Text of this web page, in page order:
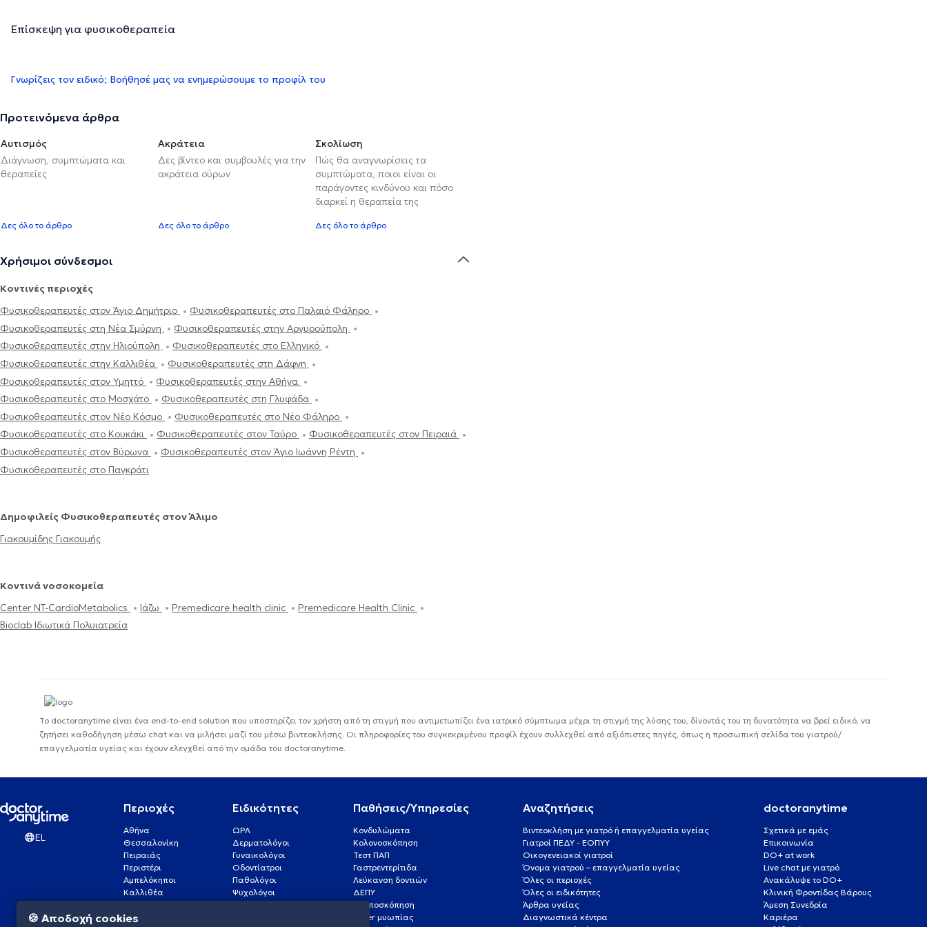
Επίσκεψη για φυσικοθεραπεία
Γνωρίζεις τον ειδικό; Βοήθησέ μας να ενημερώσουμε το προφίλ του
Προτεινόμενα άρθρα
Αυτισμός
Διάγνωση, συμπτώματα και
θεραπείες
Δες όλο το άρθρο
Ακράτεια
Δες βίντεο και συμβουλές για την
ακράτεια ούρων
Δες όλο το άρθρο
Σκολίωση
Πώς θα αναγνωρίσεις τα
συμπτώματα, ποιοι είναι οι
παράγοντες κινδύνου και πόσο
διαρκεί η θεραπεία της
Δες όλο το άρθρο
Χρήσιμοι σύνδεσμοι
Κοντινές περιοχές
Φυσικοθεραπευτές στον Άγιο Δημήτριο
Φυσικοθεραπευτές στο Παλαιό Φάληρο
Φυσικοθεραπευτές στη Νέα Σμύρνη
Φυσικοθεραπευτές στην Αργυρούπολη
Φυσικοθεραπευτές στην Ηλιούπολη
Φυσικοθεραπευτές στο Ελληνικό
Φυσικοθεραπευτές στην Καλλιθέα
Φυσικοθεραπευτές στη Δάφνη
Φυσικοθεραπευτές στον Υμηττό
Φυσικοθεραπευτές στην Αθήνα
Φυσικοθεραπευτές στο Μοσχάτο
Φυσικοθεραπευτές στη Γλυφάδα
Φυσικοθεραπευτές στον Νέο Κόσμο
Φυσικοθεραπευτές στο Νέο Φάληρο
Φυσικοθεραπευτές στο Κουκάκι
Φυσικοθεραπευτές στον Ταύρο
Φυσικοθεραπευτές στον Πειραιά
Φυσικοθεραπευτές στον Βύρωνα
Φυσικοθεραπευτές στον Άγιο Ιωάννη Ρέντη
Φυσικοθεραπευτές στο Παγκράτι
Δημοφιλείς Φυσικοθεραπευτές στον Άλιμο
Γιακουμίδης Γιακουμής
Κοντινά νοσοκομεία
Center NT-CardioMetabolics
Ιάζω Premedicare health clinic
Premedicare Health Clinic
Bioclab Ιδιωτικά Πολυιατρεία
Το doctoranytime είναι ένα end-to-end solution που υποστηρίζει τον χρήστη από τη στιγμή που αντιμετωπίζει ένα ιατρικό σύμπτωμα μέχρι τη στιγμή της λύσης του, δίνοντάς του τη δυνατότητα να βρεί ειδικό, να
ζητήσει καθοδήγηση μέσω chat και να μιλήσει μαζί του μέσω βιντεοκλήσης. Οι πληροφορίες του συγκεκριμένου προφίλ έχουν συλλεχθεί από αξιόπιστες πηγές, όπως η προσωπική σελίδα του γιατρού/
επαγγελματία υγείας και έχουν ελεγχθεί από την ομάδα του doctoranytime.
EL
Περιοχές
Αθήνα
Θεσσαλονίκη
Πειραιάς
Περιστέρι
Αμπελόκηποι
Καλλιθέα
Γλυφάδα
Ειδικότητες
ΩΡΛ
Δερματολόγοι
Γυναικολόγοι
Οδοντίατροι
Παθολόγοι
Ψυχολόγοι
Παθήσεις/Υπηρεσίες
Κονδυλώματα
Κολονοσκόπηση
Τεστ ΠΑΠ
Γαστρεντερίτιδα
Λεύκανση δοντιών
ΔΕΠΥ
Κολποσκόπηση
Laser μυωπίας
Αναζητήσεις
Βιντεοκλήση με γιατρό ή επαγγελματία υγείας
Γιατροί ΠΕΔΥ - ΕΟΠΥΥ
Οικογενειακοί γιατροί
Όνομα γιατρού – επαγγελματία υγείας
Όλες οι περιοχές
Όλες οι ειδικότητες
Άρθρα υγείας
Διαγνωστικά κέντρα
doctoranytime
Σχετικά με εμάς
Επικοινωνία
DO+ at work
Live chat με γιατρό
Ανακάλυψε το DO+
Κλινική Φροντίδας Βάρους
Άμεση Συνεδρία
Καριέρα
🍪 Αποδοχή cookies